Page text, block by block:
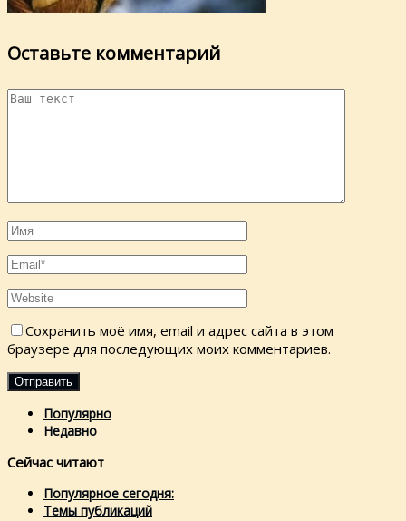
Оставьте комментарий
Сохранить моё имя, email и адрес сайта в этом
браузере для последующих моих комментариев.
Популярно
Недавно
Сейчас читают
Популярное сегодня:
Темы публикаций